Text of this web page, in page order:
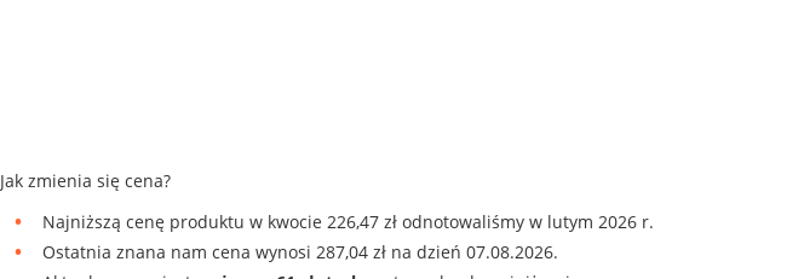
Jak zmienia się cena?
Najniższą cenę produktu w kwocie 226,47 zł odnotowaliśmy w lutym 2026 r.
Ostatnia znana nam cena wynosi 287,04 zł na dzień 07.08.2026.